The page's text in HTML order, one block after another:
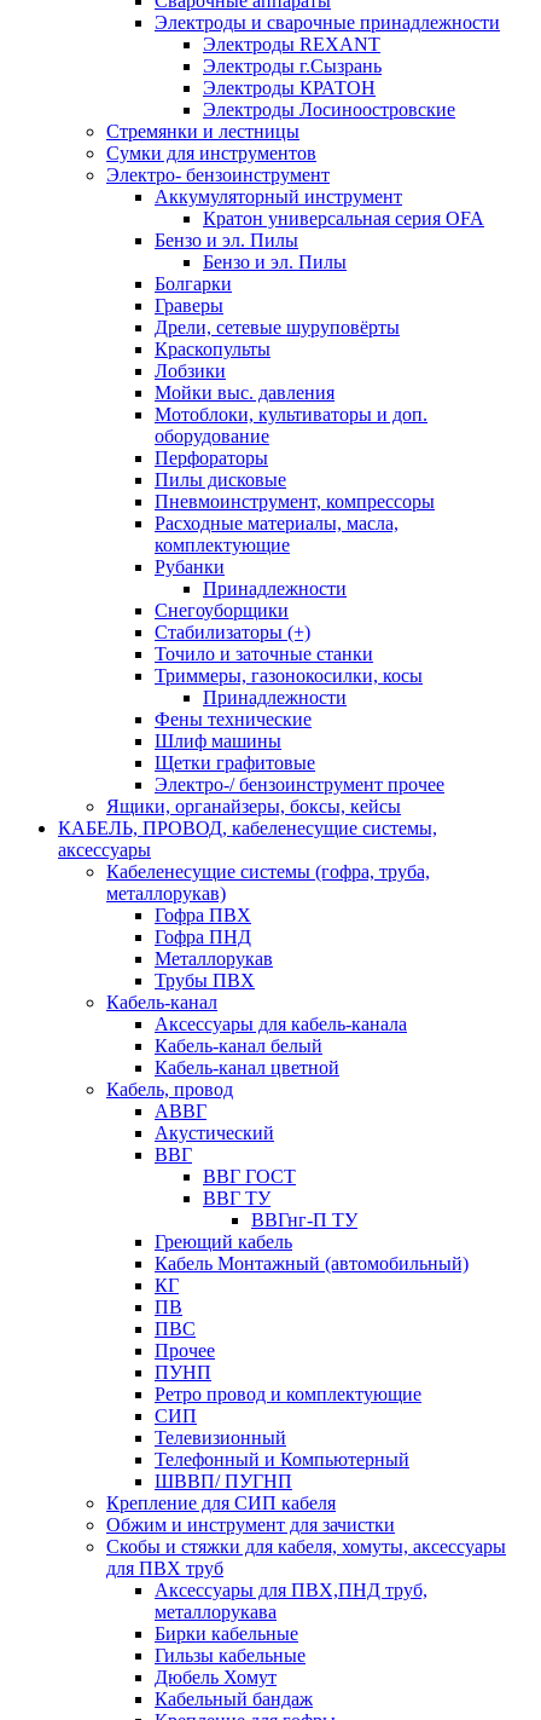
Электроды и сварочные принадлежности
Электроды REXANT
Электроды г.Сызрань
Электроды КРАТОН
Электроды Лосиноостровские
Стремянки и лестницы
Сумки для инструментов
Электро- бензоинструмент
Аккумуляторный инструмент
Кратон универсальная серия OFA
Бензо и эл. Пилы
Бензо и эл. Пилы
Болгарки
Граверы
Дрели, сетевые шуруповёрты
Краскопульты
Лобзики
Мойки выс. давления
Мотоблоки, культиваторы и доп.
оборудование
Перфораторы
Пилы дисковые
Пневмоинструмент, компрессоры
Расходные материалы, масла,
комплектующие
Рубанки
Принадлежности
Снегоуборщики
Стабилизаторы (+)
Точило и заточные станки
Триммеры, газонокосилки, косы
Принадлежности
Фены технические
Шлиф машины
Щетки графитовые
Электро-/ бензоинструмент прочее
Ящики, органайзеры, боксы, кейсы
КАБЕЛЬ, ПРОВОД, кабеленесущие системы,
аксессуары
Кабеленесущие системы (гофра, труба,
металлорукав)
Гофра ПВХ
Гофра ПНД
Металлорукав
Трубы ПВХ
Кабель-канал
Аксессуары для кабель-канала
Кабель-канал белый
Кабель-канал цветной
Кабель, провод
АВВГ
Акустический
ВВГ
ВВГ ГОСТ
ВВГ ТУ
ВВГнг-П ТУ
Греющий кабель
Кабель Монтажный (автомобильный)
КГ
ПВ
ПВС
Прочее
ПУНП
Ретро провод и комплектующие
СИП
Телевизионный
Телефонный и Компьютерный
ШВВП/ ПУГНП
Крепление для СИП кабеля
Обжим и инструмент для зачистки
Скобы и стяжки для кабеля, хомуты, аксессуары
для ПВХ труб
Аксессуары для ПВХ,ПНД труб,
металлорукава
Бирки кабельные
Гильзы кабельные
Дюбель Хомут
Кабельный бандаж